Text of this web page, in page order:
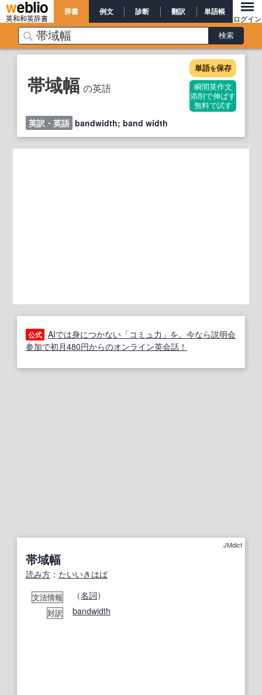
英和和英辞書
辞書 例文 診断 翻訳 単語帳
ログイン
帯域幅 の英語
単語を保存
瞬間英作文
添削で伸ばす
無料で試す
英訳・英語 bandwidth; band width
公式 AIでは身につかない「コミュ力」を。今なら説明会
参加で初月480円からのオンライン英会話！
JMdict
帯域幅
読み方 ： たいいきはば
文法情報 （名詞）
対訳 bandwidth